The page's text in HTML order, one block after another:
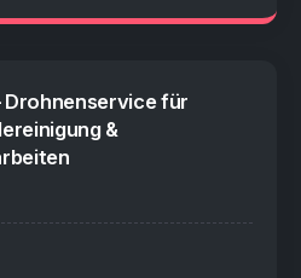
Drohnenservice für
&